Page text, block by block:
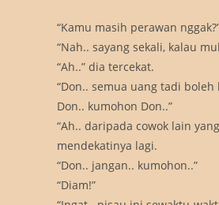
“Kamu masih perawan
“Nah.. sayang sekali, kalau
“Ah..” dia tercekat.
“Don.. semua uang tadi
Don.. kumohon Don..”
“Ah.. daripada cowok lain
mendekatinya lagi.
“Don.. jangan.. kumohon..”
“Diam!”